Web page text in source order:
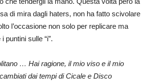
di mira dagli haters, non ha fatto scivolare
l’occasione non solo per replicare ma
puntini sulle “i”.
… Hai ragione, il mio viso e il mio
dai tempi di Cicale e Disco